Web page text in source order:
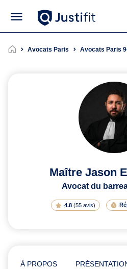
Avocats Paris Avocats Paris
Maître Jason
Avocat du
4.8 (55 avis)
À PROPOS